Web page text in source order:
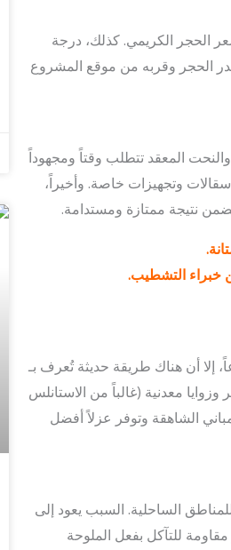
الحجر الكريمي. كذلك، درجة
الحجر وقربه من موقع المشروع
المعقد تتطلب وقتاً ومجهوداً
وتجهيزات خاصة. وأخيراً،
نتيجة ممتازة ومستدامة.
خبراء التشطيب.
إلا أن هناك طريقة حديثة تُعرف بـ
معدنية (غالباً من الاستانلس
الشاهقة وتوفر عزلاً أفضل
الساحلية. السبب يعود إلى
للتآكل بفعل الملوحة